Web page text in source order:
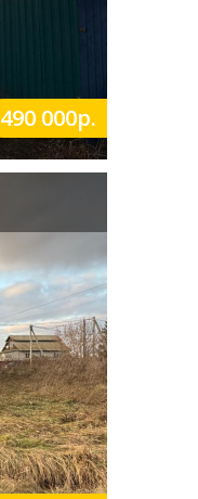
490 000р.